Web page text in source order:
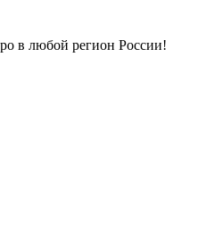
в любой регион России!